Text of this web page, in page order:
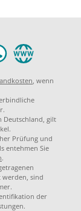
, wenn
Deutschland, gilt
Prüfung und
entehmen Sie
.
werden, sind
der